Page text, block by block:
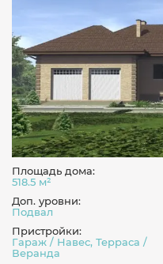
Площадь дома:
518.5 м²
Доп. уровни:
Подвал
Пристройки:
Гараж / Навес, Терраса /
Веранда